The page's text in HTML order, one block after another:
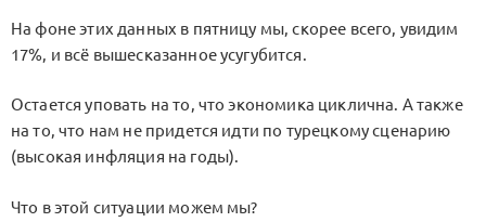
На фоне этих данных в пятницу мы, скорее всего, увидим
17%, и всё вышесказанное усугубится.
Остается уповать на то, что экономика циклична. А также
на то, что нам не придется идти по турецкому сценарию
(высокая инфляция на годы).
Что в этой ситуации можем мы?